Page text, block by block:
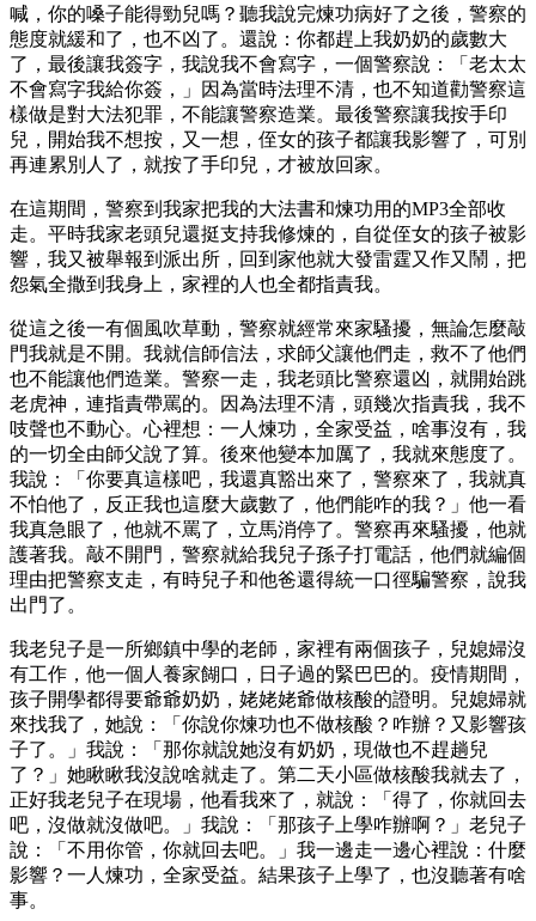
喊，你的嗓子能得勁兒嗎？聽我說完煉功病好了之後，警察的
態度就緩和了，也不凶了。還說：你都趕上我奶奶的歲數大
了，最後讓我簽字，我說我不會寫字，一個警察說：「老太太
不會寫字我給你簽，」因為當時法理不清，也不知道勸警察這
樣做是對大法犯罪，不能讓警察造業。最後警察讓我按手印
兒，開始我不想按，又一想，侄女的孩子都讓我影響了，可別
再連累別人了，就按了手印兒，才被放回家。
在這期間，警察到我家把我的大法書和煉功用的MP3全部收
走。平時我家老頭兒還挺支持我修煉的，自從侄女的孩子被影
響，我又被舉報到派出所，回到家他就大發雷霆又作又鬧，把
怨氣全撒到我身上，家裡的人也全都指責我。
從這之後一有個風吹草動，警察就經常來家騷擾，無論怎麼敲
門我就是不開。我就信師信法，求師父讓他們走，救不了他們
也不能讓他們造業。警察一走，我老頭比警察還凶，就開始跳
老虎神，連指責帶罵的。因為法理不清，頭幾次指責我，我不
吱聲也不動心。心裡想：一人煉功，全家受益，啥事沒有，我
的一切全由師父說了算。後來他變本加厲了，我就來態度了。
我說：「你要真這樣吧，我還真豁出來了，警察來了，我就真
不怕他了，反正我也這麼大歲數了，他們能咋的我？」他一看
我真急眼了，他就不罵了，立馬消停了。警察再來騷擾，他就
護著我。敲不開門，警察就給我兒子孫子打電話，他們就編個
理由把警察支走，有時兒子和他爸還得統一口徑騙警察，說我
出門了。
我老兒子是一所鄉鎮中學的老師，家裡有兩個孩子，兒媳婦沒
有工作，他一個人養家餬口，日子過的緊巴巴的。疫情期間，
孩子開學都得要爺爺奶奶，姥姥姥爺做核酸的證明。兒媳婦就
來找我了，她說：「你說你煉功也不做核酸？咋辦？又影響孩
子了。」我說：「那你就說她沒有奶奶，現做也不趕趟兒
了？」她瞅瞅我沒說啥就走了。第二天小區做核酸我就去了，
正好我老兒子在現場，他看我來了，就說：「得了，你就回去
吧，沒做就沒做吧。」我說：「那孩子上學咋辦啊？」老兒子
說：「不用你管，你就回去吧。」我一邊走一邊心裡說：什麼
影響？一人煉功，全家受益。結果孩子上學了，也沒聽著有啥
事。